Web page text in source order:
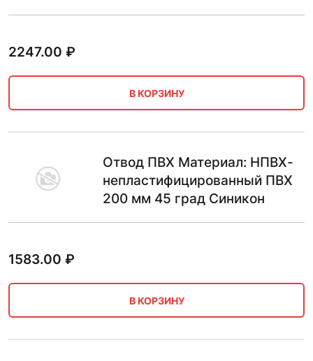
2247.00 ₽
В КОРЗИНУ
Отвод ПВХ Материал: НПВХ-
непластифицированный ПВХ
200 мм 45 град Синикон
1583.00 ₽
В КОРЗИНУ